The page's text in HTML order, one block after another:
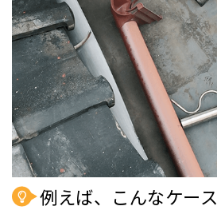
例えば、こんなケース